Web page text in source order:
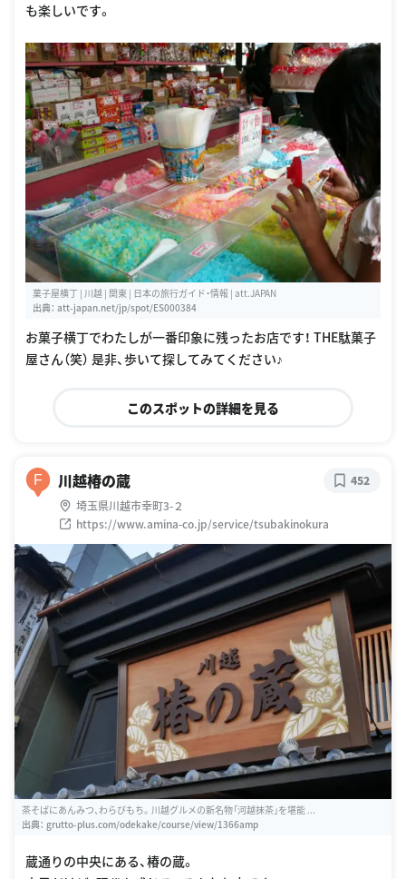
も楽しいです。
菓子屋横丁 | 川越 | 関東 | 日本の旅行ガイド・情報 | att.JAPAN
出典： att-japan.net/jp/spot/ES000384
お菓子横丁でわたしが一番印象に残ったお店です！ THE駄菓子
屋さん（笑） 是非、歩いて探してみてください♪
このスポットの詳細を見る
F 川越椿の蔵
埼玉県川越市幸町3-２
https://www.amina-co.jp/service/tsubakinokura
452
茶そばにあんみつ、わらびもち。川越グルメの新名物「河越抹茶」を堪能 ...
出典： grutto-plus.com/odekake/course/view/1366amp
蔵通りの中央にある、椿の蔵。